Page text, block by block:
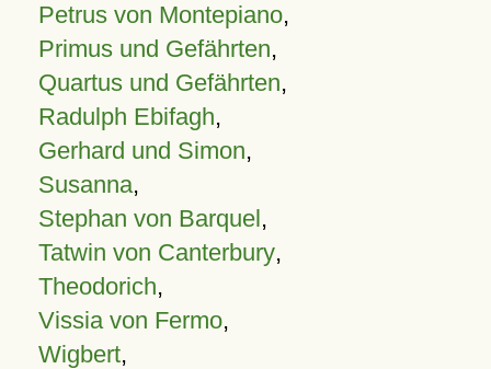
Petrus von Montepiano,
Primus und Gefährten,
Quartus und Gefährten,
Radulph Ebifagh,
Gerhard und Simon,
Susanna,
Stephan von Barquel,
Tatwin von Canterbury,
Theodorich,
Vissia von Fermo,
Wigbert,